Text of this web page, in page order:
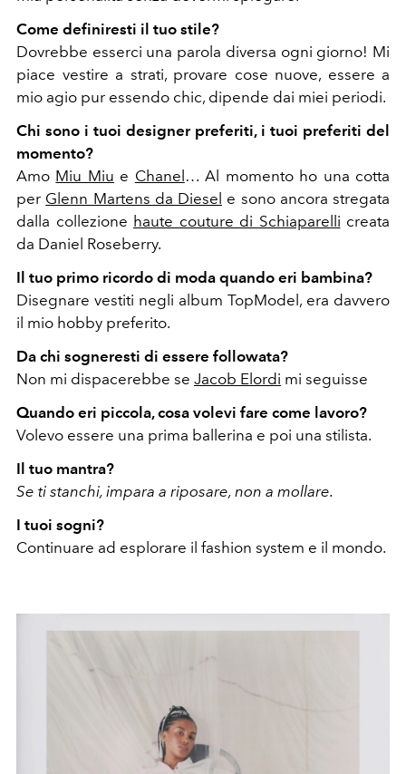
Come definiresti il tuo stile?
Dovrebbe esserci una parola diversa ogni giorno! Mi
piace vestire a strati, provare cose nuove, essere a
mio agio pur essendo chic, dipende dai miei periodi.
Chi sono i tuoi designer preferiti, i tuoi preferiti del
momento?
Amo Miu Miu e Chanel … Al momento ho una cotta
per Glenn Martens da Diesel e sono ancora stregata
dalla collezione haute couture di Schiaparelli creata
da Daniel Roseberry.
Il tuo primo ricordo di moda quando eri bambina?
Disegnare vestiti negli album TopModel, era davvero
il mio hobby preferito.
Da chi sogneresti di essere followata?
Non mi dispacerebbe se Jacob Elordi mi seguisse
Quando eri piccola, cosa volevi fare come lavoro?
Volevo essere una prima ballerina e poi una stilista.
Il tuo mantra?
Se ti stanchi, impara a riposare, non a mollare.
I tuoi sogni?
Continuare ad esplorare il fashion system e il mondo.